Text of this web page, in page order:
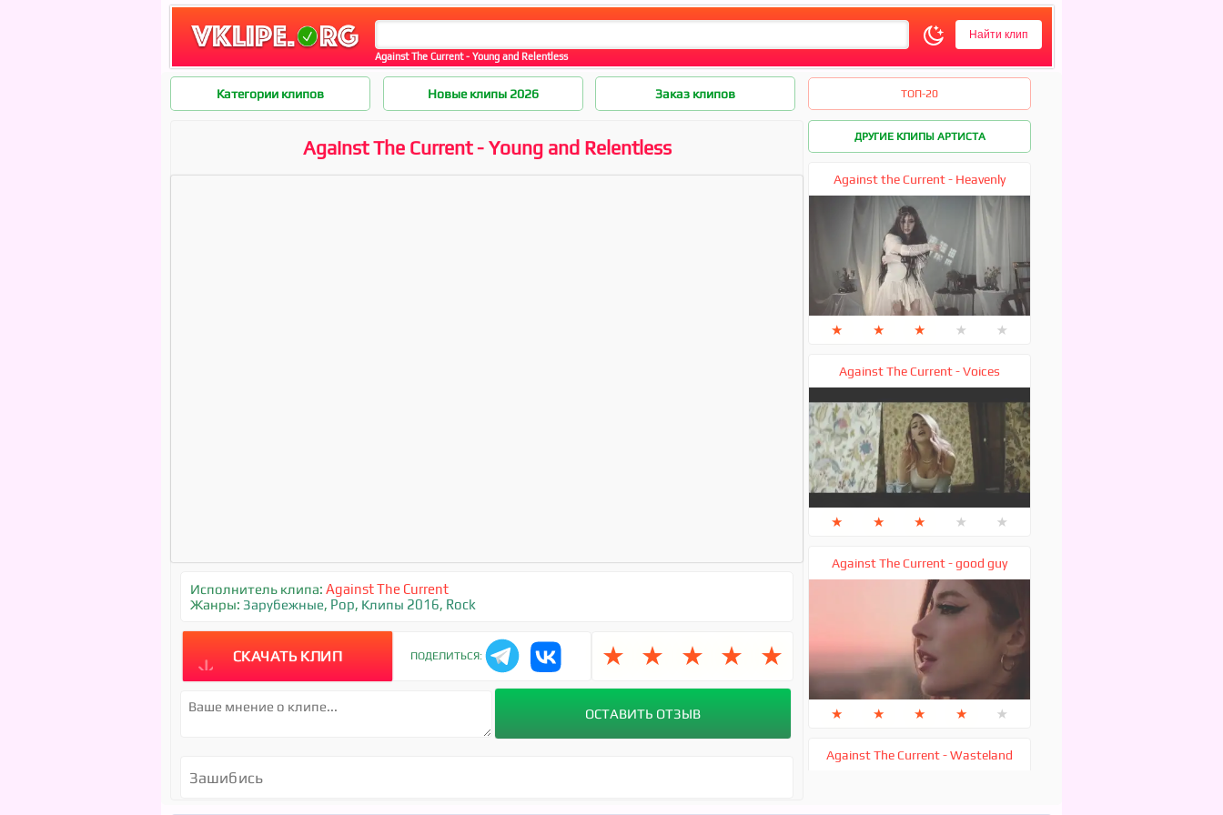
Against The Current - Young and Relentless
Категории клипов Новые клипы 2026 Заказ клипов ТОП-20
Against The Current - Young and Relentless
Исполнитель клипа: Against The Current
Жанры: Зарубежные, Pop, Клипы 2016, Rock
СКАЧАТЬ КЛИП ПОДЕЛИТЬСЯ: ★ ★ ★ ★ ★
Зашибись
ДРУГИЕ КЛИПЫ АРТИСТА
Against the Current - Heavenly
★ ★ ★ ★ ★
Against The Current - Voices
★ ★ ★ ★ ★
Against The Current - good guy
★ ★ ★ ★ ★
Against The Current - Wasteland